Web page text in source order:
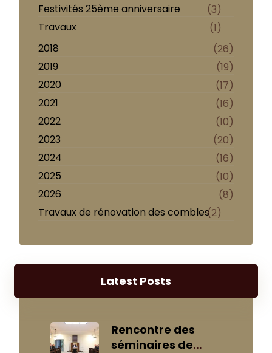
Festivités 25ème anniversaire
(3)
Travaux
(1)
2018
(26)
2019
(19)
2020
(17)
2021
(16)
2022
(10)
2023
(20)
2024
(16)
2025
(10)
2026
(8)
Travaux de rénovation des combles(2)
Latest Posts
Rencontre des
séminaires de